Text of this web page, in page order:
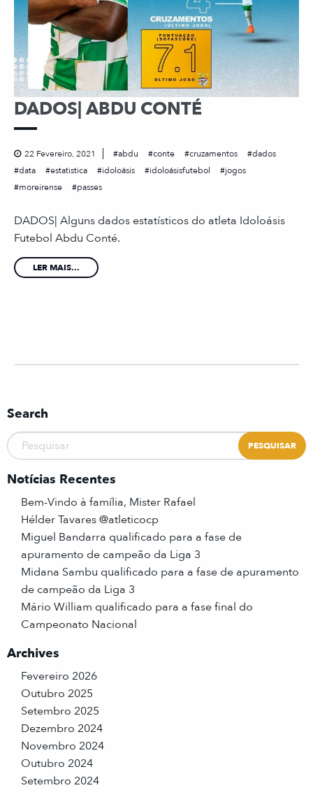
DADOS| ABDU CONTÉ
22 Fevereiro, 2021 abdu conte cruzamentos
dados
data
estatistica idoloásis idoloásisfutebol
jogos
moreirense
passes
DADOS| Alguns dados estatísticos do atleta Idoloásis
Futebol Abdu Conté.
LER MAIS...
Search
Notícias Recentes
Bem-Vindo à família, Mister Rafael
Hélder Tavares @atleticocp
Miguel Bandarra qualificado para a fase de
apuramento de campeão da Liga 3
Midana Sambu qualificado para a fase de apuramento
de campeão da Liga 3
Mário William qualificado para a fase final do
Campeonato Nacional
Archives
Fevereiro 2026
Outubro 2025
Setembro 2025
Dezembro 2024
Novembro 2024
Outubro 2024
Setembro 2024